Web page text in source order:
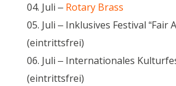
04. Juli – Rotary Brass
05. Juli – Inklusives Festival “Fair
(eintrittsfrei)
06. Juli – Internationales
(eintrittsfrei)